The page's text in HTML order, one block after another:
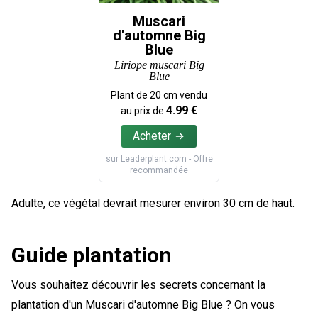
Muscari
d'automne Big
Blue
Liriope muscari Big
Blue
Plant de 20 cm vendu
au prix de 4.99 €
Acheter
sur Leaderplant.com - Offre
recommandée
Adulte, ce végétal devrait mesurer environ 30 cm de haut.
Guide plantation
Vous souhaitez découvrir les secrets concernant la
plantation d'un Muscari d'automne Big Blue ? On vous